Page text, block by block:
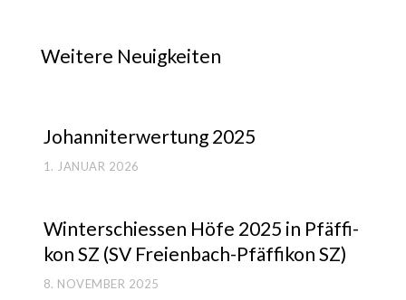
Weitere Neuigkeiten
Johan­ni­ter­wer­tung 2025
1. JANUAR 2026
Win­ter­schies­sen Höfe 2025 in Pfäf­fi­
kon SZ (SV Frei­en­bach-Pfäf­fi­kon SZ)
8. NOVEMBER 2025